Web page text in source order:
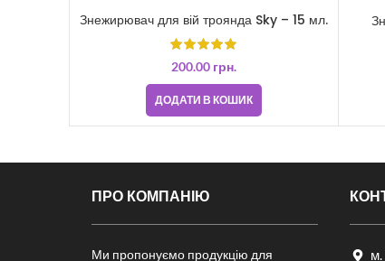
Знежирювач для вій троянда Sky – 15 мл.
200.00 грн.
ДОДАТИ В КОШИК
ПРО КОМПАНІЮ
Ми пропонуємо продукцію для м.